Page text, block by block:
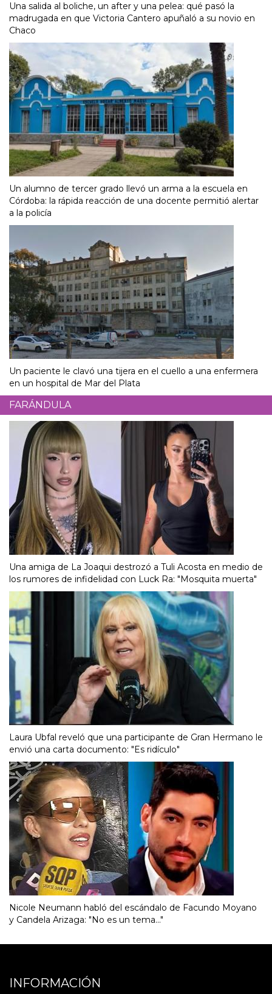
Una salida al boliche, un after y una pelea: qué pasó la
madrugada en que Victoria Cantero apuñaló a su novio en
Chaco
Un alumno de tercer grado llevó un arma a la escuela en
Córdoba: la rápida reacción de una docente permitió alertar
a la policía
Un paciente le clavó una tijera en el cuello a una enfermera
en un hospital de Mar del Plata
FARÁNDULA
Una amiga de La Joaqui destrozó a Tuli Acosta en medio de
los rumores de infidelidad con Luck Ra: "Mosquita muerta"
Laura Ubfal reveló que una participante de Gran Hermano le
envió una carta documento: "Es ridículo"
Nicole Neumann habló del escándalo de Facundo Moyano
y Candela Arizaga: "No es un tema..."
INFORMACIÓN